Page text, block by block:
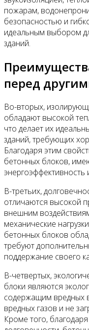
пожарам,
безопасностью и
идеальным выбором
зданий.
перед
Во-вторых,
обладают высокой
что делает их
зданий, требующих
Благодаря этим
бетонных блоков,
энергоэффективность
В-третьих,
отличаются высокой
внешним
механические
бетонных блоков
требуют
поддержание своего
В-четвертых,
блоки являются
содержащим вредных
вредных газов и не
Кроме того,